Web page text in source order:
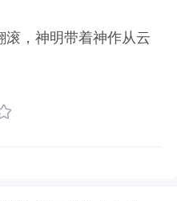
滚，神明带着神作从云